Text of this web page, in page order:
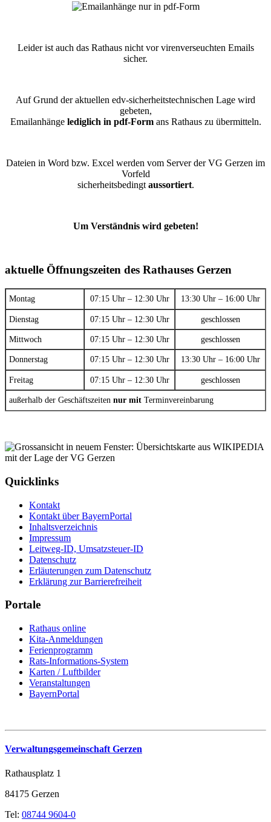
Leider ist auch das Rathaus nicht vor virenverseuchten Emails
sicher.
Auf Grund der aktuellen edv-sicherheitstechnischen Lage wird
gebeten,
Emailanhänge lediglich in pdf-Formans Rathaus zu übermitteln.
Dateien in Word bzw. Excel werden vom Server der VG Gerzen im
Vorfeld
sicherheitsbedingt aussortiert.
Um Verständnis wird gebeten!
aktuelle Öffnungszeiten des Rathauses Gerzen
Montag 07:15 Uhr – 12:30 Uhr 13:30 Uhr – 16:00 Uhr
Dienstag 07:15 Uhr – 12:30 Uhr geschlossen
Mittwoch 07:15 Uhr – 12:30 Uhr geschlossen
Donnerstag 07:15 Uhr – 12:30 Uhr 13:30 Uhr – 16:00 Uhr
Freitag 07:15 Uhr – 12:30 Uhr geschlossen
außerhalb der Geschäftszeiten nur mit Terminvereinbarung
Quicklinks
Kontakt
Kontakt über BayernPortal
Inhaltsverzeichnis
Impressum
Leitweg-ID, Umsatzsteuer-ID
Datenschutz
Erläuterungen zum Datenschutz
Erklärung zur Barrierefreiheit
Portale
Rathaus online
Kita-Anmeldungen
Ferienprogramm
Rats-Informations-System
Karten / Luftbilder
Veranstaltungen
BayernPortal
Verwaltungsgemeinschaft Gerzen
Rathausplatz 1
84175 Gerzen
Tel: 08744 9604-0